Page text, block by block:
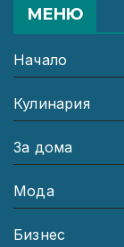
МЕНЮ
Начало
Кулинария
За дома
Мода
Бизнес